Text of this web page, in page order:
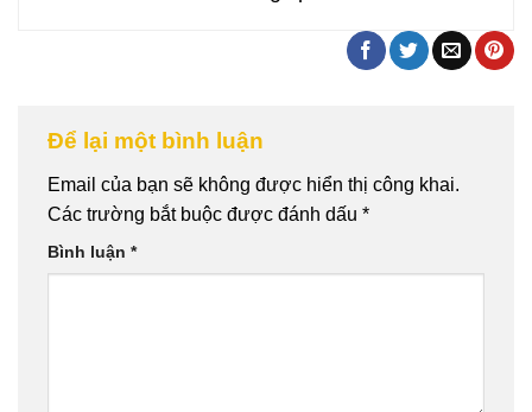
Để lại một bình luận
Email của bạn sẽ không được hiển thị công khai.
Các trường bắt buộc được đánh dấu *
Bình luận *